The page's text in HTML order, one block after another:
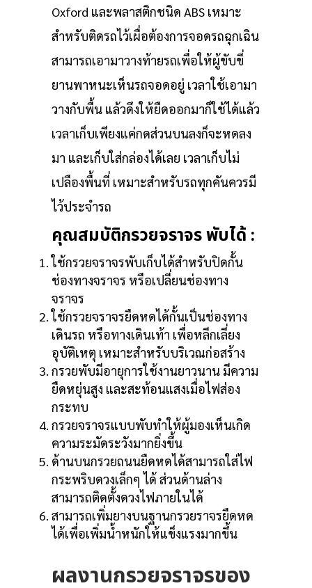
Oxford และพลาสติกชนิด ABS เหมาะ
สำหรับติดรถไว้เผื่อต้องการจอดรถฉุกเฉิน
สามารถเอามาวางท้ายรถเพื่อให้ผู้ขับขี่
ยานพาหนะเห็นรถจอดอยู่ เวลาใช้เอามา
วางกับพื้น แล้วดึงให้ยืดออกมาก็ใช้ได้แล้ว
เวลาเก็บเพียงแค่กดส่วนบนลงก็จะหดลง
มา และเก็บใส่กล่องได้เลย เวลาเก็บไม่
เปลืองพื้นที่ เหมาะสำหรับรถทุกคันควรมี
ไว้ประจำรถ
คุณสมบัติกรวยจราจร พับได้ :
ใช้กรวยจราจรพับเก็บได้สำหรับปิดกั้น
ช่องทางจราจร หรือเปลี่ยนช่องทาง
จราจร
ใช้กรวยจราจรยืดหดได้กั้นเป็นช่องทาง
เดินรถ หรือทางเดินเท้า เพื่อหลีกเลี่ยง
อุบัติเหตุ เหมาะสำหรับบริเวณก่อสร้าง
กรวยพับมีอายุการใช้งานยาวนาน มีความ
ยืดหยุ่นสูง และสะท้อนแสงเมื่อไฟส่อง
กระทบ
กรวยจราจรแบบพับทำให้ผู้มองเห็นเกิด
ความระมัดระวังมากยิ่งขึ้น
ด้านบนกรวยถนนยืดหดได้สามารถใส่ไฟ
กระพริบดวงเล็กๆ ได้ ส่วนด้านล่าง
สามารถติดตั้งดวงไฟภายในได้
สามารถเพิ่มยางบนฐานกรวยราจรยืดหด
ได้เพื่อเพิ่มน้ำหนักให้แข็งแรงมากขึ้น
ผลงานกรวยจราจรของ